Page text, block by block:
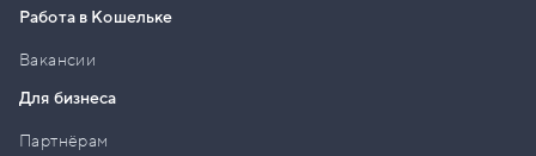
Работа в Кошельке
Вакансии
Для бизнеса
Партнёрам